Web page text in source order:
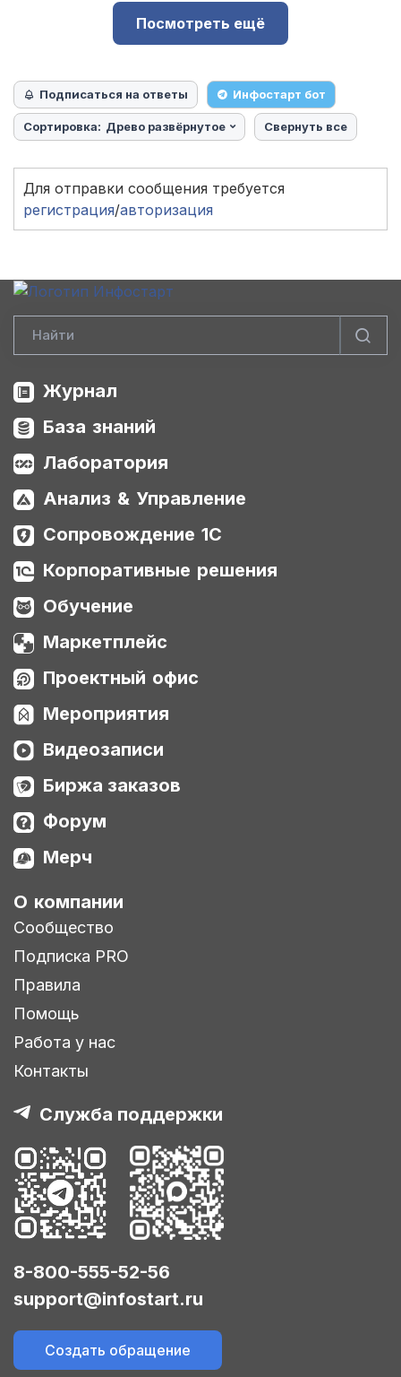
Посмотреть ещё
Подписаться на ответы Инфостарт бот
Сортировка: Древо развёрнутое Свернуть все
Для отправки сообщения требуется
регистрация/авторизация
Журнал
База знаний
Лаборатория
Анализ & Управление
Сопровождение 1С
Корпоративные решения
Обучение
Маркетплейс
Проектный офис
Мероприятия
Видеозаписи
Биржа заказов
Форум
Мерч
О компании
Сообщество
Подписка PRO
Правила
Помощь
Работа у нас
Контакты
Служба поддержки
8-800-555-52-56
support@infostart.ru
Создать обращение